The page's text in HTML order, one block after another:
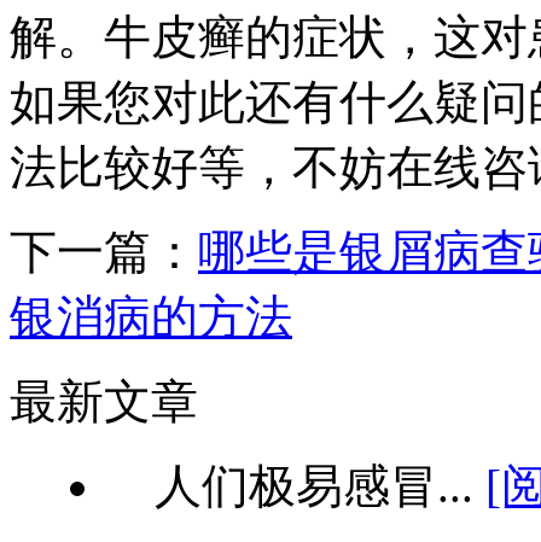
解。牛皮癣的症状，这
如果您对此还有什么疑
法比较好等，不妨在线
下一篇： 哪些是银屑病
银消病的方法
最新文章
人们极易感冒... [